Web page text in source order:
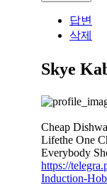
답변
삭제
Skye
Cheap
Lifethe One
Everybody
https://
Induction-